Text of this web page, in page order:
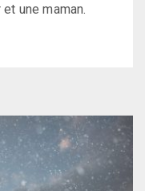
une maman.